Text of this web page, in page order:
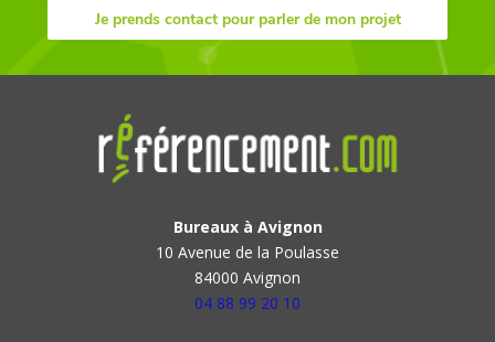
Je prends contact pour parler de mon projet
Bureaux à Avignon
10 Avenue de la Poulasse
84000 Avignon
04 88 99 20 10